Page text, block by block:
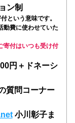
ン制
という意味です。
動費に使わせていた
寄付はいつも受け付
円＋ドネーシ
質問コーナー
小川彰子ま